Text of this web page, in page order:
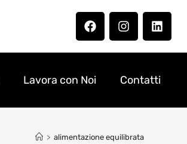
Lavora con Noi Contatti
> alimentazione equilibrata